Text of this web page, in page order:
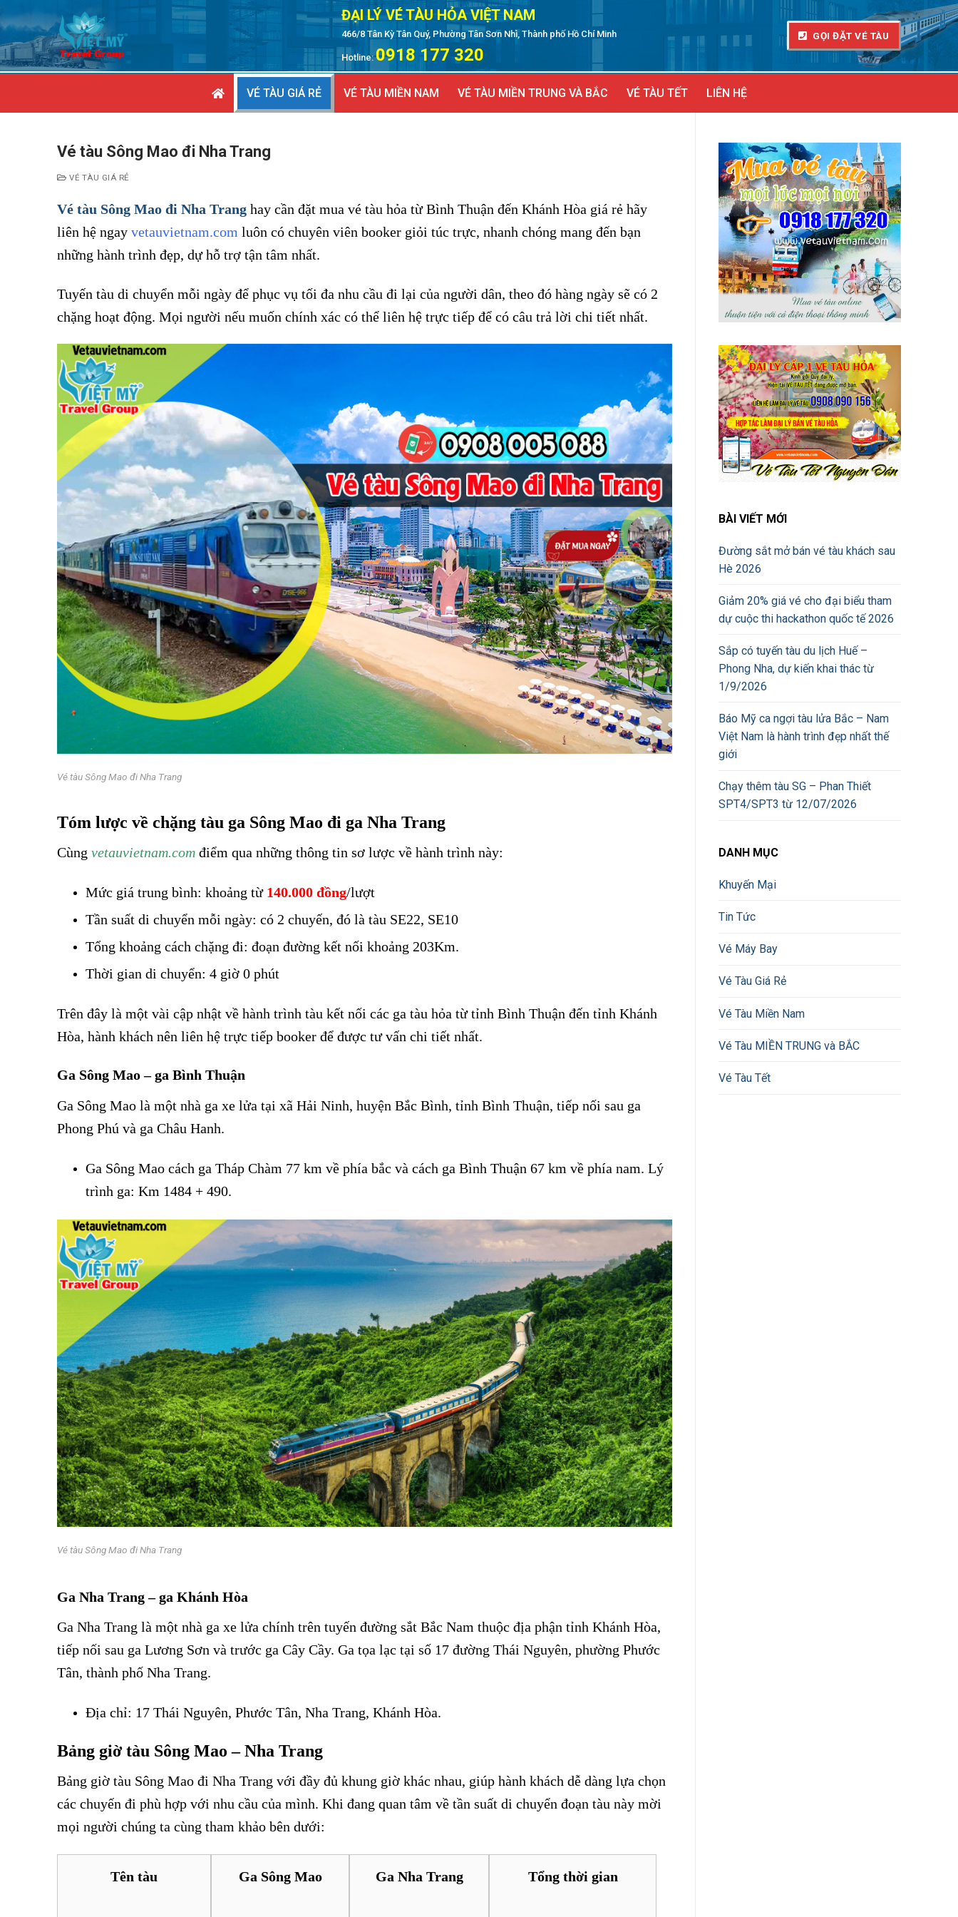
đến
nội
dung
ĐẠI LÝ VÉ TÀU HỎA VIỆT NAM
466/8 Tân Kỳ Tân Quý, Phường Tân Sơn Nhì, Thành phố Hồ Chí Minh
Hotline: 0918 177 320
GỌI ĐẶT VÉ TÀU
VÉ TÀU GIÁ RẺ VÉ TÀU MIỀN NAM VÉ TÀU MIỀN TRUNG VÀ BẮC VÉ TÀU TẾT LIÊN HỆ
Vé tàu Sông Mao đi Nha Trang
VÉ TÀU GIÁ RẺ
Vé tàu Sông Mao đi Nha Trang hay cần đặt mua vé tàu hỏa từ Bình Thuận đến Khánh Hòa giá rẻ hãy
liên hệ ngay vetauvietnam.com luôn có chuyên viên booker giỏi túc trực, nhanh chóng mang đến bạn
những hành trình đẹp, dự hỗ trợ tận tâm nhất.
Tuyến tàu di chuyển mỗi ngày để phục vụ tối đa nhu cầu đi lại của người dân, theo đó hàng ngày sẽ có 2
chặng hoạt động. Mọi người nếu muốn chính xác có thể liên hệ trực tiếp để có câu trả lời chi tiết nhất.
Vé tàu Sông Mao đi Nha Trang
Tóm lược về chặng tàu ga Sông Mao đi ga Nha Trang
Cùng vetauvietnam.com điểm qua những thông tin sơ lược về hành trình này:
Mức giá trung bình: khoảng từ 140.000 đồng/lượt
Tần suất di chuyển mỗi ngày: có 2 chuyến, đó là tàu SE22, SE10
Tổng khoảng cách chặng đi: đoạn đường kết nối khoảng 203Km.
Thời gian di chuyển: 4 giờ 0 phút
Trên đây là một vài cập nhật về hành trình tàu kết nối các ga tàu hỏa từ tỉnh Bình Thuận đến tỉnh Khánh
Hòa, hành khách nên liên hệ trực tiếp booker để được tư vấn chi tiết nhất.
Ga Sông Mao – ga Bình Thuận
Ga Sông Mao là một nhà ga xe lửa tại xã Hải Ninh, huyện Bắc Bình, tỉnh Bình Thuận, tiếp nối sau ga
Phong Phú và ga Châu Hanh.
Ga Sông Mao cách ga Tháp Chàm 77 km về phía bắc và cách ga Bình Thuận 67 km về phía nam. Lý
trình ga: Km 1484 + 490.
Vé tàu Sông Mao đi Nha Trang
Ga Nha Trang – ga Khánh Hòa
Ga Nha Trang là một nhà ga xe lửa chính trên tuyến đường sắt Bắc Nam thuộc địa phận tỉnh Khánh Hòa,
tiếp nối sau ga Lương Sơn và trước ga Cây Cầy. Ga tọa lạc tại số 17 đường Thái Nguyên, phường Phước
Tân, thành phố Nha Trang.
Địa chỉ: 17 Thái Nguyên, Phước Tân, Nha Trang, Khánh Hòa.
Bảng giờ tàu Sông Mao – Nha Trang
Bảng giờ tàu Sông Mao đi Nha Trang với đầy đủ khung giờ khác nhau, giúp hành khách dễ dàng lựa chọn
các chuyến đi phù hợp với nhu cầu của mình. Khi đang quan tâm về tần suất di chuyển đoạn tàu này mời
mọi người chúng ta cùng tham khảo bên dưới:
Tên tàu Ga Sông Mao Ga Nha Trang Tổng thời gian
BÀI VIẾT MỚI
Đường sắt mở bán vé tàu khách sau
Hè 2026
Giảm 20% giá vé cho đại biểu tham
dự cuộc thi hackathon quốc tế 2026
Sắp có tuyến tàu du lịch Huế –
Phong Nha, dự kiến khai thác từ
1/9/2026
Báo Mỹ ca ngợi tàu lửa Bắc – Nam
Việt Nam là hành trình đẹp nhất thế
giới
Chạy thêm tàu SG – Phan Thiết
SPT4/SPT3 từ 12/07/2026
DANH MỤC
Khuyến Mại
Tin Tức
Vé Máy Bay
Vé Tàu Giá Rẻ
Vé Tàu Miền Nam
Vé Tàu MIỀN TRUNG và BẮC
Vé Tàu Tết